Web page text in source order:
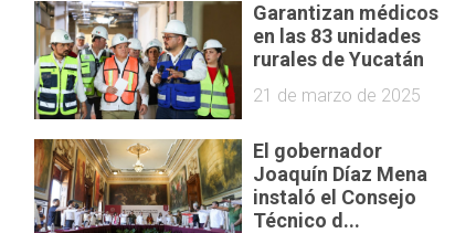
Garantizan médicos
en las 83 unidades
rurales de Yucatán
21 de marzo de 2025
El gobernador
Joaquín Díaz Mena
instaló el Consejo
Técnico d...